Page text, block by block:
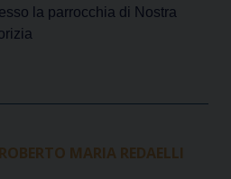
la parrocchia di Nostra
MARIA REDAELLI